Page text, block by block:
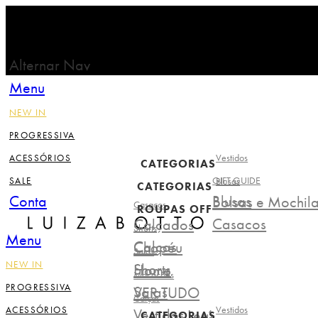
Alternar Nav
Menu
NEW IN
PROGRESSIVA
CATEGORIASVestidos
Blusas
Casacos
Shorts
Saias
Macacões
Calças
ACESSÓRIOS
CATEGORIASGIFT GUIDE
Bolsas e
Calçados
Chapéu
Home
VER TUDO
SALE
ROUPAS OFFBlusas
Casacos
Calças
Shorts
Saias
Conta
Menu
NEW IN
PROGRESSIVA
Vestidos
ACESSÓRIOS